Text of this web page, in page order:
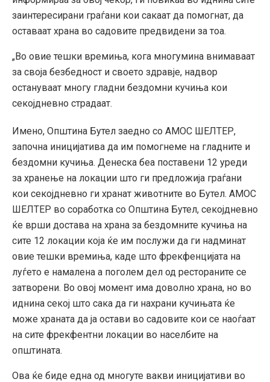
заинтересирани граѓани кои сакаат да помогнат, да
оставаат храна во садовите предвидени за тоа.
„Во овие тешки времиња, кога многумина внимаваат
за своја безбедност и своето здравје, надвор
остануваат многу гладни бездомни кучиња кои
секојдневно страдаат.
Имено, Општина Бутел заедно со АМОС ШЕЛТЕР,
започна иницијатива да им помогнеме на гладните и
бездомни кучиња. Денеска беа поставени 12 уреди
за хранење на локации што ги предложија граѓани
кои секојдневно ги хранат животните во Бутел. АМОС
ШЕЛТЕР во соработка со Општина Бутел, секојдневно
ќе врши достава на храна за бездомните кучиња на
сите 12 локации која ќе им послужи да ги надминат
овие тешки времиња, каде што фрекфенцијата на
луѓето е намалена а поголем дел од рестораните се
затворени. Во овој момент има доволно храна, но во
иднина секој што сака да ги нахрани кучињата ќе
може храната да ја остави во садовите кои се наоѓаат
на сите фрекфентни локации во населбите на
општината.
Ова ќе биде една од многуте вакви иницијативи во